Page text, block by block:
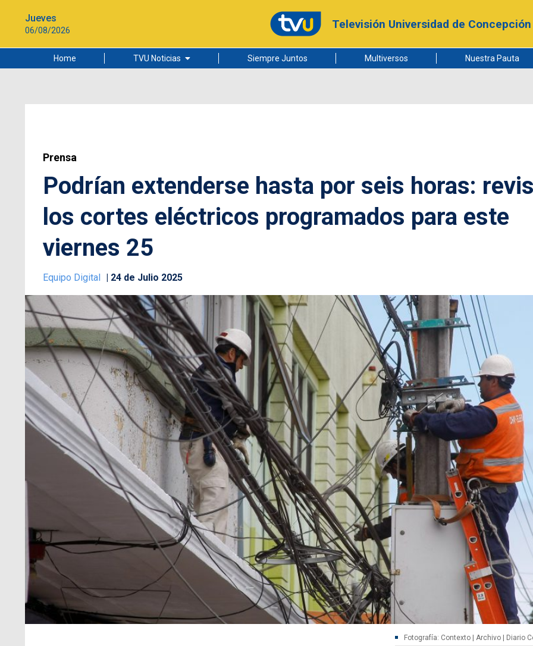
Jueves
06/08/2026 Televisión Universidad de Concepción
Home TVU Noticias
Ciudad
Siempre Juntos Multiversos Nuestra Pauta
Prensa
Podrían extenderse hasta por seis horas:
los cortes eléctricos programados para este
viernes 25
Equipo Digital 24 de Julio 2025
Fotografía: Contexto | Archivo | Diario